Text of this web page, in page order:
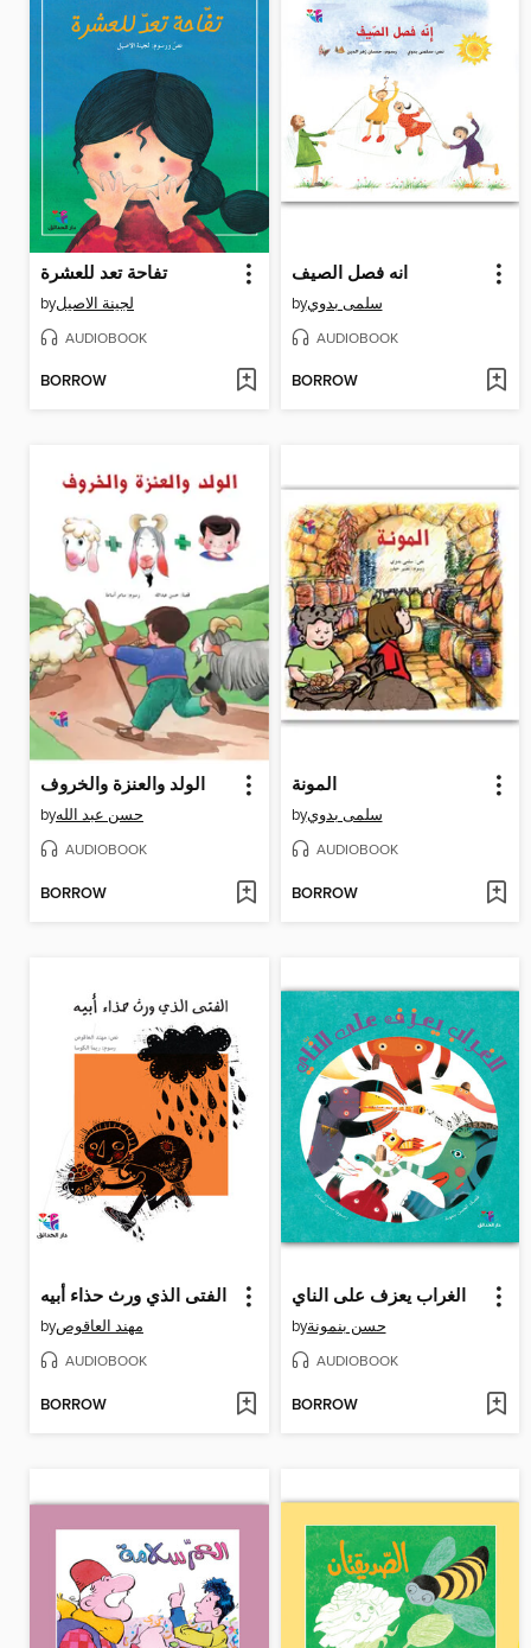
تفاحة تعد للعشرة
byلجينة الاصيل
AUDIOBOOK
BORROW
انه فصل الصيف
byسلمى بدوي
AUDIOBOOK
BORROW
الولد والعنزة والخروف
byحسن عبد الله
AUDIOBOOK
BORROW
المونة
byسلمى بدوي
AUDIOBOOK
BORROW
الفتى الذي ورث حذاء أبيه
byمهند العاقوص
AUDIOBOOK
BORROW
الغراب يعزف على الناي
byحسن بنمونة
AUDIOBOOK
BORROW